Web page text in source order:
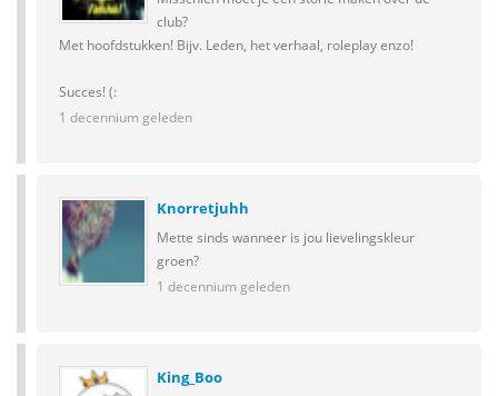
club?
Met hoofdstukken! Bijv. Leden, het verhaal, roleplay enzo!
Succes! (:
1 decennium geleden
Knorretjuhh
Mette sinds wanneer is jou lievelingskleur
groen?
1 decennium geleden
King_Boo